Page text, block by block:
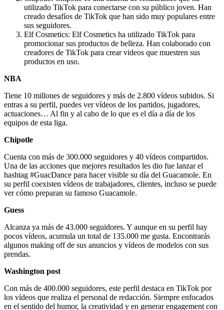
utilizado TikTok para conectarse con su público joven. Han
creado desafíos de TikTok que han sido muy populares entre
sus seguidores.
Elf Cosmetics: Elf Cosmetics ha utilizado TikTok para
promocionar sus productos de belleza. Han colaborado con
creadores de TikTok para crear videos que muestren sus
productos en uso.
NBA
Tiene 10 millones de seguidores y más de 2.800 vídeos subidos. Si
entras a su perfil, puedes ver vídeos de los partidos, jugadores,
actuaciones… Al fin y al cabo de lo que es el día a día de los
equipos de esta liga.
Chipotle
Cuenta con más de 300.000 seguidores y 40 vídeos compartidos.
Una de las acciones que mejores resultados les dio fue lanzar el
hashtag #GuacDance para hacer visible su día del Guacamole. En
su perfil coexisten vídeos de trabajadores, clientes, incluso se puede
ver cómo preparan su famoso Guacamole.
Guess
Alcanza ya más de 43.000 seguidores. Y aunque en su perfil hay
pocos vídeos, acumula un total de 135.000 me gusta. Encontrarás
algunos making off de sus anuncios y vídeos de modelos con sus
prendas.
Washington post
Con más de 400.000 seguidores, este perfil destaca en TikTok por
los vídeos que realiza el personal de redacción. Siempre enfocados
en el sentido del humor, la creatividad y en generar engagement con